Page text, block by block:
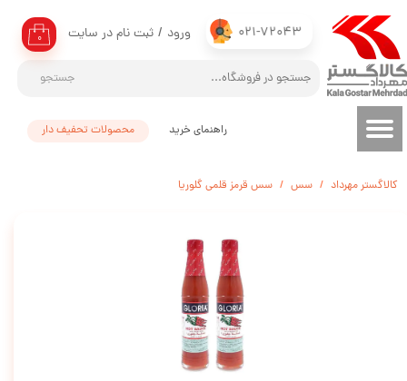
021-72043
جستجو
۰ ورود / ثبت نام در سایت
حساب کاربری من
تغییر گذر واژه
سفارشات
محصولات تحفیف دار راهنمای خرید
کالاگستر مهرداد سس سس قرمز قلمی گلوریا